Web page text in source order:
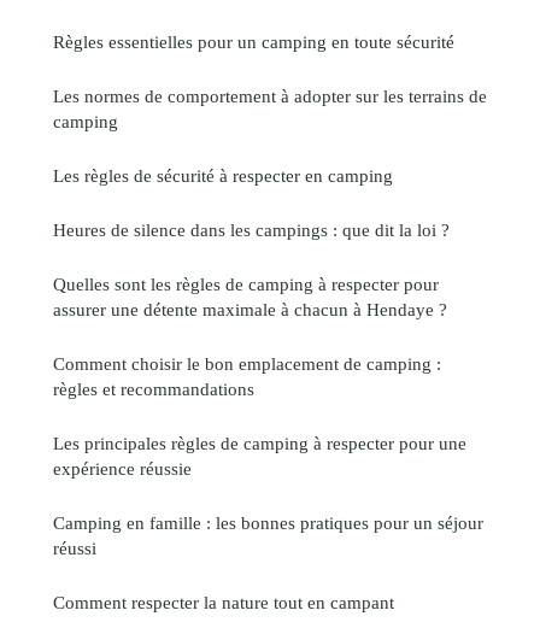
Règles essentielles pour un camping en toute sécurité
Les normes de comportement à adopter sur les terrains de
camping
Les règles de sécurité à respecter en camping
Heures de silence dans les campings : que dit la loi ?
Quelles sont les règles de camping à respecter pour
assurer une détente maximale à chacun à Hendaye ?
Comment choisir le bon emplacement de camping :
règles et recommandations
Les principales règles de camping à respecter pour une
expérience réussie
Camping en famille : les bonnes pratiques pour un séjour
réussi
Comment respecter la nature tout en campant